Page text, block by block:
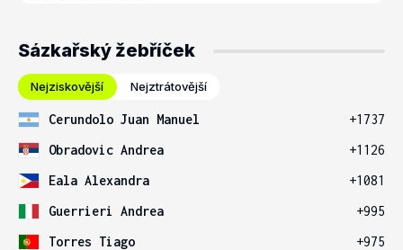
Sázkařský žebříček
Nejziskovější Nejztrátovější
Cerundolo Juan Manuel
+1737
Obradovic Andrea
+1126
Eala Alexandra
+1081
Guerrieri Andrea
+995
Torres Tiago
+975